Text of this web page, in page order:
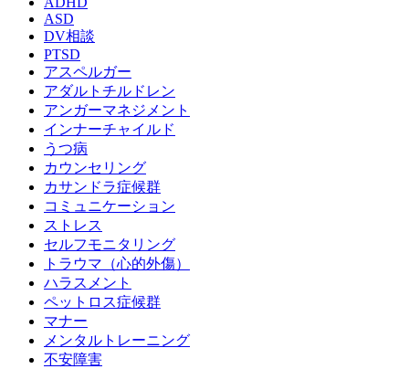
ASD
DV相談
PTSD
アスペルガー
アダルトチルドレン
アンガーマネジメント
インナーチャイルド
うつ病
カウンセリング
カサンドラ症候群
コミュニケーション
ストレス
セルフモニタリング
トラウマ（心的外傷）
ハラスメント
ペットロス症候群
マナー
メンタルトレーニング
不安障害